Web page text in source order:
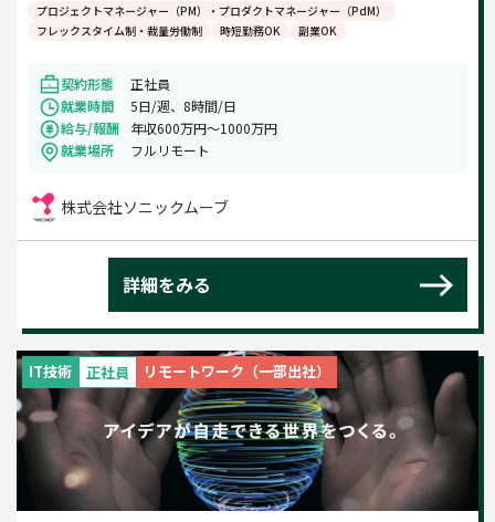
プロジェクトマネージャー（PM）・プロダクトマネージャー（PdM）
フレックスタイム制・裁量労働制
時短勤務OK 副業OK
契約形態
正社員
就業時間
5日/週、8時間/日
給与/報酬
年収600万円～1000万円
就業場所
フルリモート
株式会社ソニックムーブ
詳細をみる
IT技術 正社員 リモートワーク（一部出社）